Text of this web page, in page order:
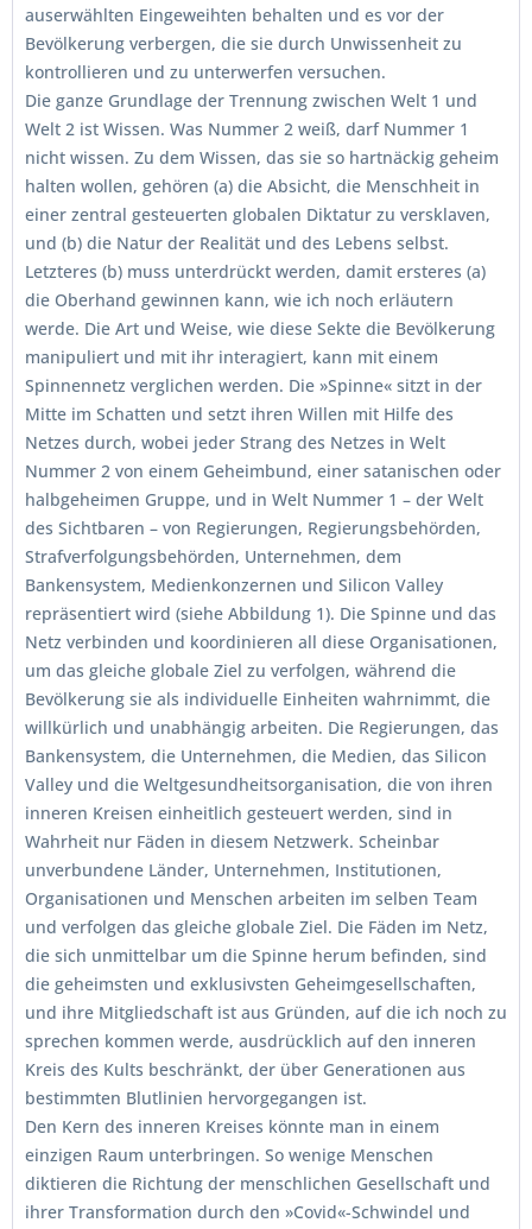
auserwählten Eingeweihten behalten und es vor der
Bevölkerung verbergen, die sie durch Unwissenheit zu
kontrollieren und zu unterwerfen versuchen.
Die ganze Grundlage der Trennung zwischen Welt 1 und
Welt 2 ist Wissen. Was Nummer 2 weiß, darf Nummer 1
nicht wissen. Zu dem Wissen, das sie so hartnäckig geheim
halten wollen, gehören (a) die Absicht, die Menschheit in
einer zentral gesteuerten globalen Diktatur zu versklaven,
und (b) die Natur der Realität und des Lebens selbst.
Letzteres (b) muss unterdrückt werden, damit ersteres (a)
die Oberhand gewinnen kann, wie ich noch erläutern
werde. Die Art und Weise, wie diese Sekte die Bevölkerung
manipuliert und mit ihr interagiert, kann mit einem
Spinnennetz verglichen werden. Die »Spinne« sitzt in der
Mitte im Schatten und setzt ihren Willen mit Hilfe des
Netzes durch, wobei jeder Strang des Netzes in Welt
Nummer 2 von einem Geheimbund, einer satanischen oder
halbgeheimen Gruppe, und in Welt Nummer 1 – der Welt
des Sichtbaren – von Regierungen, Regierungsbehörden,
Strafverfolgungsbehörden, Unternehmen, dem
Bankensystem, Medienkonzernen und Silicon Valley
repräsentiert wird (siehe Abbildung 1). Die Spinne und das
Netz verbinden und koordinieren all diese Organisationen,
um das gleiche globale Ziel zu verfolgen, während die
Bevölkerung sie als individuelle Einheiten wahrnimmt, die
willkürlich und unabhängig arbeiten. Die Regierungen, das
Bankensystem, die Unternehmen, die Medien, das Silicon
Valley und die Weltgesundheitsorganisation, die von ihren
inneren Kreisen einheitlich gesteuert werden, sind in
Wahrheit nur Fäden in diesem Netzwerk. Scheinbar
unverbundene Länder, Unternehmen, Institutionen,
Organisationen und Menschen arbeiten im selben Team
und verfolgen das gleiche globale Ziel. Die Fäden im Netz,
die sich unmittelbar um die Spinne herum befinden, sind
die geheimsten und exklusivsten Geheimgesellschaften,
und ihre Mitgliedschaft ist aus Gründen, auf die ich noch zu
sprechen kommen werde, ausdrücklich auf den inneren
Kreis des Kults beschränkt, der über Generationen aus
bestimmten Blutlinien hervorgegangen ist.
Den Kern des inneren Kreises könnte man in einem
einzigen Raum unterbringen. So wenige Menschen
diktieren die Richtung der menschlichen Gesellschaft und
ihrer Transformation durch den »Covid«-Schwindel und